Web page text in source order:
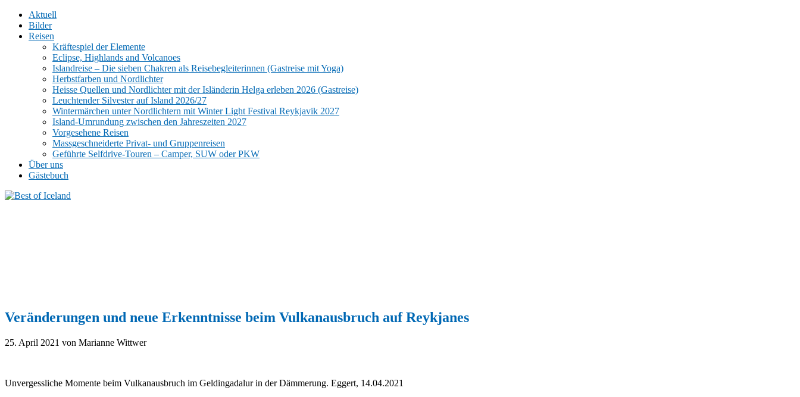
Aktuell
Bilder
Reisen
Kräftespiel der Elemente
Eclipse, Highlands and Volcanoes
Islandreise – Die sieben Chakren als Reisebegleiterinnen (Gastreise mit Yoga)
Herbstfarben und Nordlichter
Heisse Quellen und Nordlichter mit der Isländerin Helga erleben 2026 (Gastreise)
Leuchtender Silvester auf Island 2026/27
Wintermärchen unter Nordlichtern mit Winter Light Festival Reykjavik 2027
Island-Umrundung zwischen den Jahreszeiten 2027
Vorgesehene Reisen
Massgeschneiderte Privat- und Gruppenreisen
Geführte Selfdrive-Touren – Camper, SUW oder PKW
Über uns
Gästebuch
Veränderungen und neue Erkenntnisse beim Vulkanausbruch auf Reykjanes
25. April 2021 von Marianne Wittwer
Unvergessliche Momente beim Vulkanausbruch im Geldingadalur in der Dämmerung. Eggert, 14.04.2021